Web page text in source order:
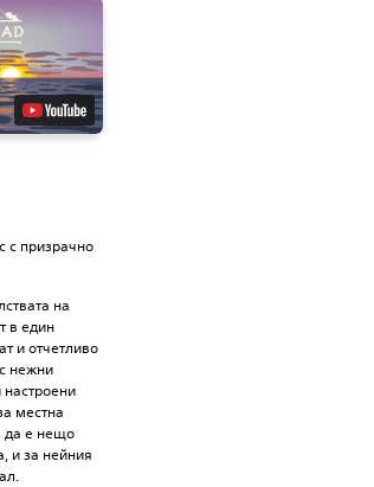
с призрачно
на
в един
и отчетливо
нежни
настроени
местна
да е нещо
и за нейния